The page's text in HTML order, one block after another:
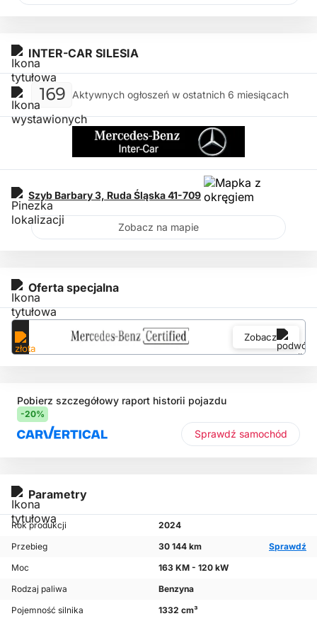
Pobierz szczegółowy raport historii pojazdu
-20%
Sprawdź samochód
Parametry
Rok produkcji
2024
Przebieg
30 144 km
Sprawdź
Moc
163 KM - 120 kW
Rodzaj paliwa
Benzyna
Pojemność silnika
1332 cm³
Oferta specjalna
Zobacz
INTER-CAR SILESIA
169 Aktywnych ogłoszeń w ostatnich 6 miesiącach
Szyb Barbary 3, Ruda Śląska41-709
Zobacz na mapie